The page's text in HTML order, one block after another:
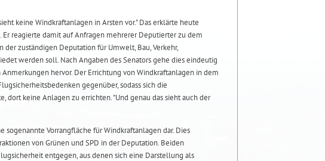
keine Windkraftanlagen in Arsten vor." Das erklärte heute
Er reagierte damit auf Anfragen mehrerer Deputierter zu dem
der zuständigen Deputation für Umwelt, Bau, Verkehr,
werden soll. Nach Angaben des Senators gehe dies eindeutig
hervor. Der Errichtung von Windkraftanlagen in dem
gegenüber, sodass sich die
dort keine Anlagen zu errichten. "Und genau das sieht auch der
Vorrangfläche für Windkraftanlagen dar. Dies
von Grünen und SPD in der Deputation. Beiden
entgegen, aus denen sich eine Darstellung als